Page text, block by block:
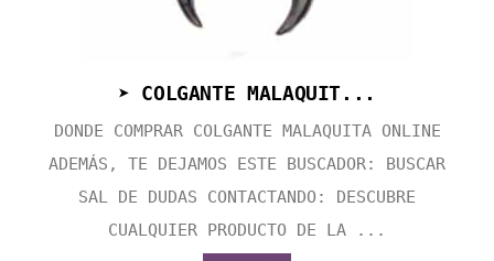
➤ COLGANTE MALAQUIT...
DONDE COMPRAR COLGANTE MALAQUITA ONLINE
ADEMÁS, TE DEJAMOS ESTE BUSCADOR: BUSCAR
SAL DE DUDAS CONTACTANDO: DESCUBRE
CUALQUIER PRODUCTO DE LA ...